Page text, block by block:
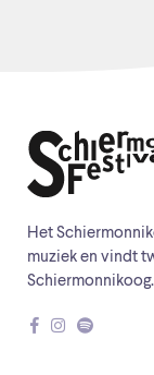
Het
muziek en vindt
Schiermonnikoog.